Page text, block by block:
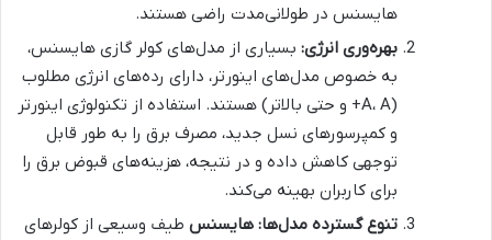
هایسنس در طولانی‌مدت راضی هستند.
بهره‌وری انرژی: بسیاری از مدل‌های کولر گازی هایسنس،
به خصوص مدل‌های اینورتر، دارای رده‌های انرژی مطلوب
(A، A+ و حتی بالاتر) هستند. استفاده از تکنولوژی اینورتر
و کمپرسورهای نسل جدید، مصرف برق را به طور قابل
توجهی کاهش داده و در نتیجه، هزینه‌های قبوض برق را
برای کاربران بهینه می‌کند.
تنوع گسترده مدل‌ها: هایسنس طیف وسیعی از کولرهای